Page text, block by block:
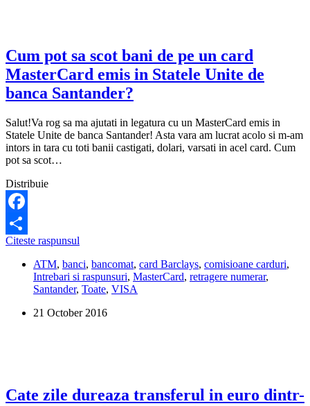
Ce
pot
sa
fac?
Cum pot sa scot bani de pe un card
MasterCard emis in Statele Unite de
banca Santander?
Salut!Va rog sa ma ajutati in legatura cu un MasterCard emis in
Statele Unite de banca Santander! Asta vara am lucrat acolo si m-am
intors in tara cu toti banii castigati, dolari, varsati in acel card. Cum
pot sa scot…
Distribuie
Facebook
Share
Citeste raspunsul
sa
scot
bani
pe
Statele
Unite
ATM, banci, bancomat, card Barclays, comisioane carduri,
Intrebari si raspunsuri, MasterCard, retragere numerar,
Santander, Toate, VISA
21 October 2016
Cate zile dureaza transferul in euro dintr-